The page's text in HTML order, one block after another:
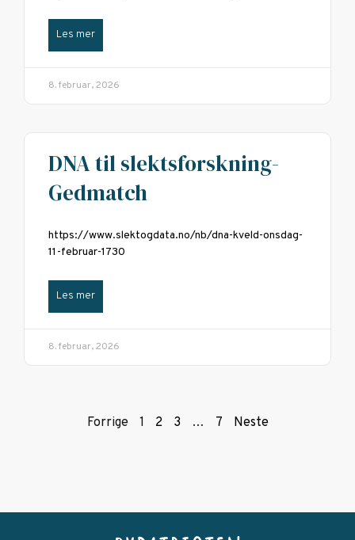
Les mer
8. februar, 2026
DNA til slektsforskning-
Gedmatch
https://www.slektogdata.no/nb/dna-kveld-onsdag-
11-februar-1730
Les mer
8. februar, 2026
Forrige 1 2 3 … 7 Neste